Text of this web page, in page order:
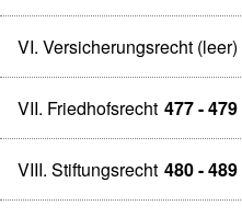
VI. Versicherungsrecht (leer)
VII. Friedhofsrecht 477 - 479
VIII. Stiftungsrecht 480 - 489